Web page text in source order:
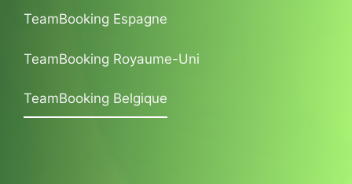
TeamBooking Espagne
TeamBooking Royaume-Uni
TeamBooking Belgique